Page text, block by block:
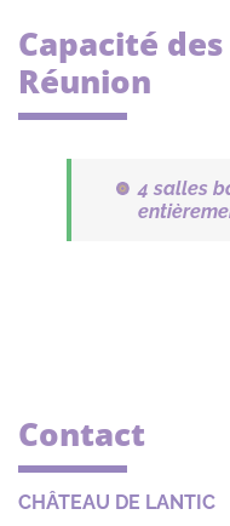
Capacité
Réunion
4 salles
Contact
CHÂTEAU DE LANTIC